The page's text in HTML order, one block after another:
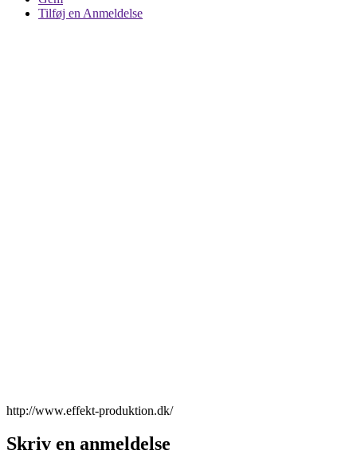
Tilføj en Anmeldelse
http://www.effekt-produktion.dk/
Skriv en anmeldelse